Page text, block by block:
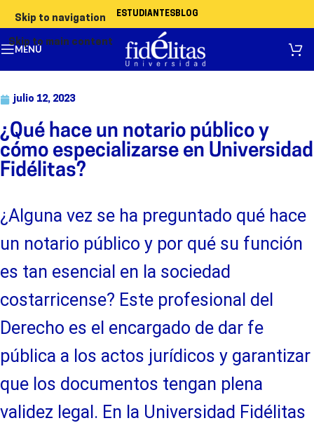
Skip to navigation
Skip to main content
ESTUDIANTESBLOG
MENÚ
julio 12, 2023
¿Qué hace un notario público y
cómo especializarse en Universidad
Fidélitas?
¿Alguna vez se ha preguntado qué hace
un notario público y por qué su función
es tan esencial en la sociedad
costarricense? Este profesional del
Derecho es el encargado de dar fe
pública a los actos jurídicos y garantizar
que los documentos tengan plena
validez legal. En la Universidad Fidélitas